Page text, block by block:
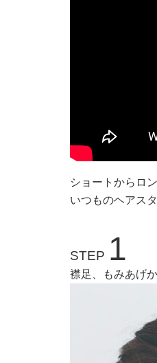
ショートからロ
いつものヘアス
STEP 1
襟足、もみあげ